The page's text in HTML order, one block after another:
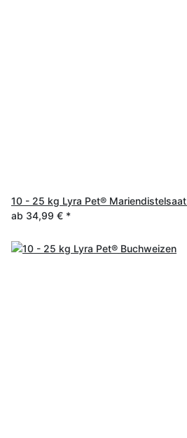
10 - 25 kg Lyra Pet® Mariendistelsaat
ab 34,99 € *